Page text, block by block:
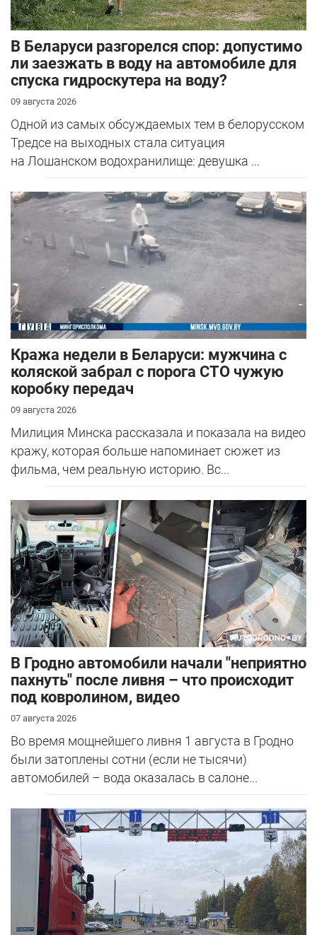
В Беларуси разгорелся спор: допустимо
ли заезжать в воду на автомобиле для
спуска гидроскутера на воду?
09 августа 2026
Одной из самых обсуждаемых тем в белорусском
Тредсе на выходных стала ситуация
на Лошанском водохранилище: девушка ...
Кража недели в Беларуси: мужчина с
коляской забрал с порога СТО чужую
коробку передач
09 августа 2026
Милиция Минска рассказала и показала на видео
кражу, которая больше напоминает сюжет из
фильма, чем реальную историю. Вс...
В Гродно автомобили начали "неприятно
пахнуть" после ливня – что происходит
под ковролином, видео
07 августа 2026
Во время мощнейшего ливня 1 августа в Гродно
были затоплены сотни (если не тысячи)
автомобилей – вода оказалась в салоне...